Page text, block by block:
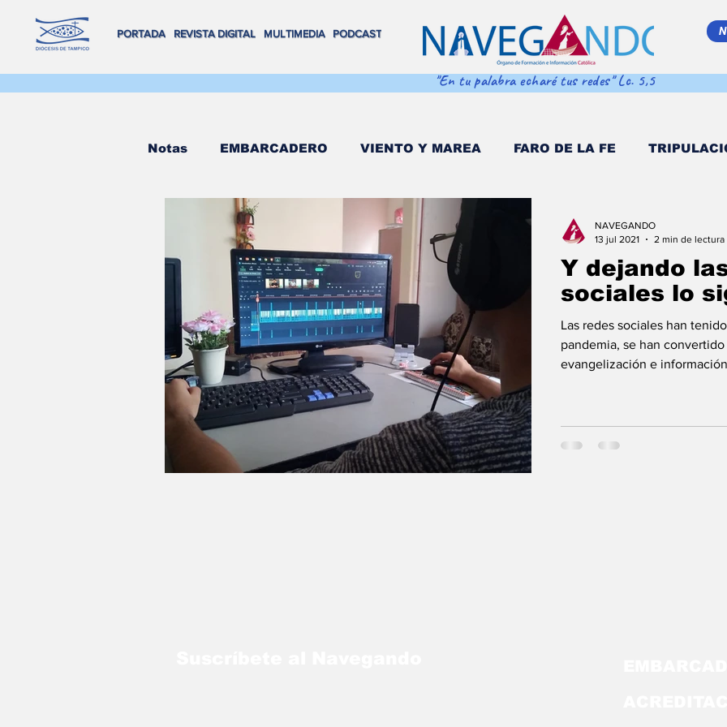
PORTADA REVISTA DIGITAL MULTIMEDIA PODCAST
"En tu palabra echaré tus redes" Lc. 5,5
Notas EMBARCADERO VIENTO Y MAREA FARO DE LA FE
FLOTA DE ALTAMAR REMA MAR ADENTRO
REVISTA DIGITAL VOX POPULI COORDENADAS DE NAVEGACIÓN
Salva Vidas NAVEGANDO MULTIMEDIA NAVEGANDO PODCAST
LO MÁS LEÍDO
Y dejando
sociales lo
Las redes sociales han
pandemia, se han convertido en los
evangelización e
NAVEGANDO
13 jul 2021
2 min de lectura